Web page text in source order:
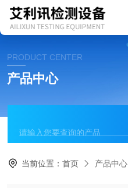
PRODUCT CENTER
产品中心
当前位置：首页 产品中心